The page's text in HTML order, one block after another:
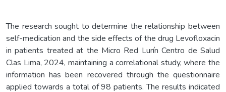
The research sought to determine the relationship between
self-medication and the side effects of the drug Levofloxacin
in patients treated at the Micro Red Lurín Centro de Salud
Clas Lima, 2024, maintaining a correlational study, where the
information has been recovered through the questionnaire
applied towards a total of 98 patients. The results indicated